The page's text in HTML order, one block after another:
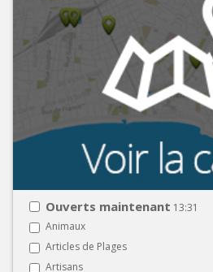
Ouverts maintenant 13:31
Animaux
Articles de Plages
Artisans